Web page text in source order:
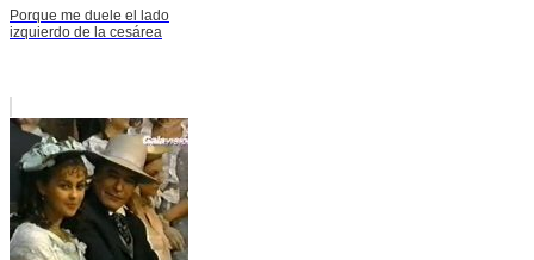
Porque me duele el lado
izquierdo de la cesárea